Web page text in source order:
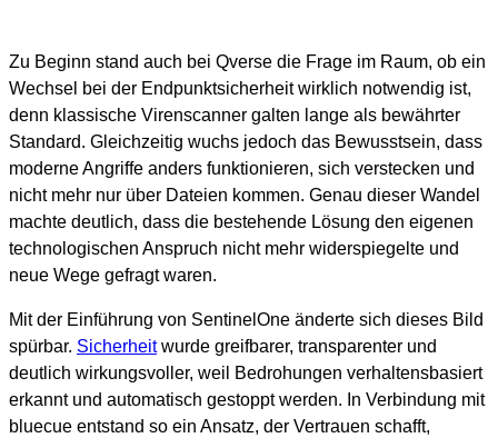
Zu Beginn stand auch bei Qverse die Frage im Raum, ob ein
Wechsel bei der Endpunktsicherheit wirklich notwendig ist,
denn klassische Virenscanner galten lange als bewährter
Standard. Gleichzeitig wuchs jedoch das Bewusstsein, dass
moderne Angriffe anders funktionieren, sich verstecken und
nicht mehr nur über Dateien kommen. Genau dieser Wandel
machte deutlich, dass die bestehende Lösung den eigenen
technologischen Anspruch nicht mehr widerspiegelte und
neue Wege gefragt waren.
Mit der Einführung von SentinelOne änderte sich dieses Bild
spürbar. Sicherheitwurde greifbarer, transparenter und
deutlich wirkungsvoller, weil Bedrohungen verhaltensbasiert
erkannt und automatisch gestoppt werden. In Verbindung mit
bluecue entstand so ein Ansatz, der Vertrauen schafft,